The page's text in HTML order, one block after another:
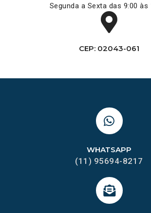
Segunda a Sexta das 9:00 às
CEP: 02043-061
WHATSAPP
(11) 95694-8217